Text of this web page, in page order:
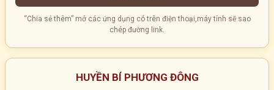
“Chia sẻ thêm” mở các ứng dụng có trên điện thoại,máy tính sẽ sao
chép đường link.
HUYỀN BÍ PHƯƠNG ĐÔNG